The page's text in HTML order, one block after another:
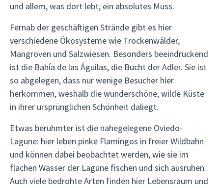
und allem, was dort lebt, ein absolutes Muss.
Fernab der geschäftigen Strände gibt es hier
verschiedene Ökosysteme wie Trockenwälder,
Mangroven und Salzwiesen. Besonders beeindruckend
ist die Bahía de las Águilas, die Bucht der Adler. Sie ist
so abgelegen, dass nur wenige Besucher hier
herkommen, weshalb die wunderschöne, wilde Küste
in ihrer ursprünglichen Schönheit daliegt.
Etwas berühmter ist die nahegelegene Oviedo-
Lagune: hier leben pinke Flamingos in freier Wildbahn
und können dabei beobachtet werden, wie sie im
flachen Wasser der Lagune fischen und sich ausruhen.
Auch viele bedrohte Arten finden hier Lebensraum und